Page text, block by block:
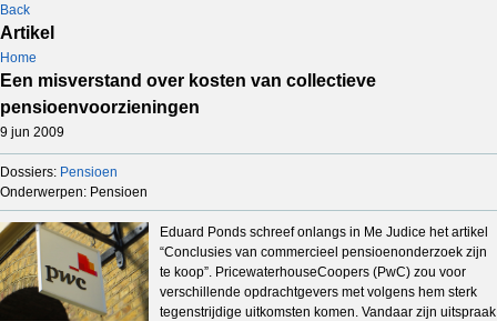
Back
Artikel
Home
Een misverstand over kosten van collectieve
pensioenvoorzieningen
9 jun 2009
Dossiers: Pensioen
Onderwerpen: Pensioen
Eduard Ponds schreef onlangs in Me Judice het artikel
“Conclusies van commercieel pensioenonderzoek zijn
te koop”. PricewaterhouseCoopers (PwC) zou voor
verschillende opdrachtgevers met volgens hem sterk
tegenstrijdige uitkomsten komen. Vandaar zijn uitspraak